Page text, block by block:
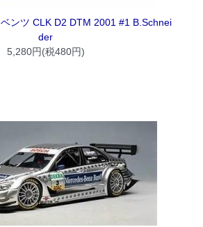
ンツ CLK D2 DTM 2001 #1 B.Schnei
der
5,280円(税480円)